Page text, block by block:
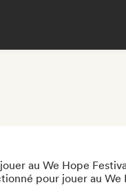
au We Hope
pour jouer au